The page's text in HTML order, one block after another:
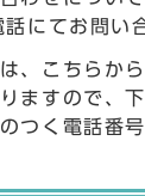
にてお問い
、こちらか
ますので、
つく電話番